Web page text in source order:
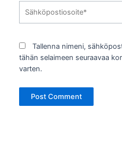
Tallenna nimeni,
tähän selaimeen seuraavaa
varten.